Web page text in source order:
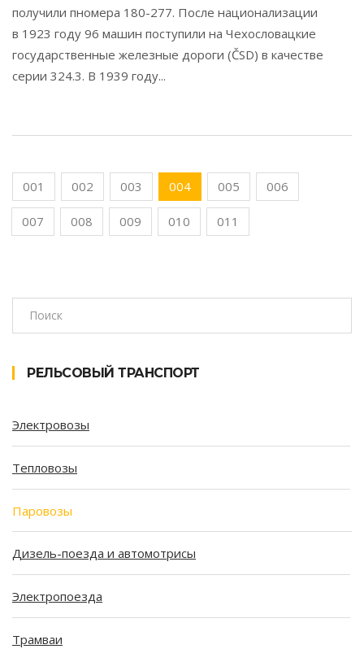
получили пномера 180-277. После национализации
в 1923 году 96 машин поступили на Чехословацкие
государственные железные дороги (ČSD) в качестве
серии 324.3. В 1939 году...
001 002 003 004 005 006
007 008 009 010 011
РЕЛЬСОВЫЙ ТРАНСПОРТ
Электровозы
Тепловозы
Паровозы
Дизель-поезда и автомотрисы
Электропоезда
Трамваи